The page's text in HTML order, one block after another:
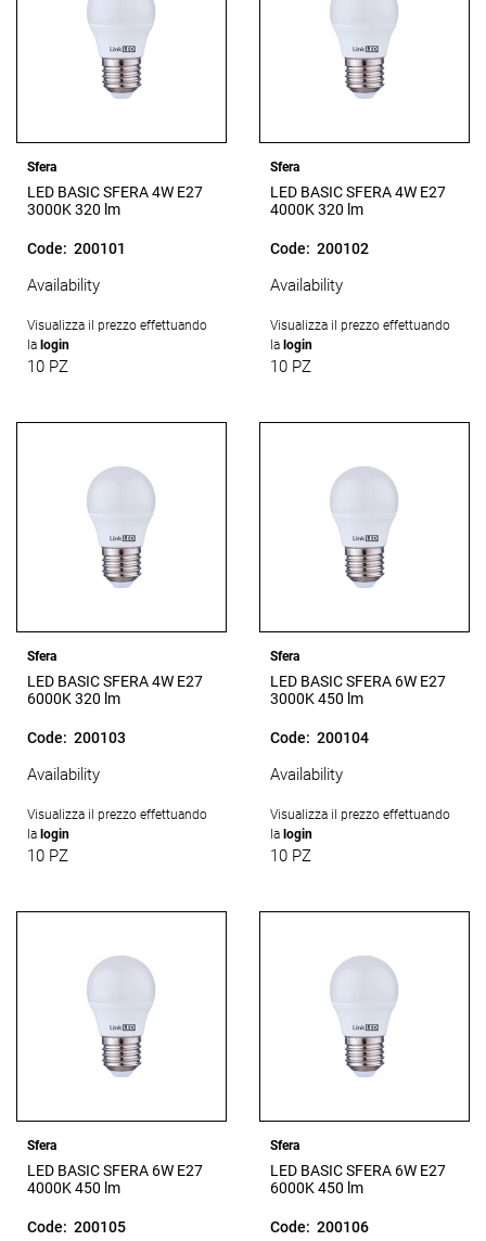
Sfera
LED BASIC SFERA 4W E27
3000K 320 lm
Code: 200101
Availability
Visualizza il prezzo effettuando
la login
10 PZ
Sfera
LED BASIC SFERA 4W E27
4000K 320 lm
Code: 200102
Availability
Visualizza il prezzo effettuando
la login
10 PZ
Sfera
LED BASIC SFERA 4W E27
6000K 320 lm
Code: 200103
Availability
Visualizza il prezzo effettuando
la login
10 PZ
Sfera
LED BASIC SFERA 6W E27
3000K 450 lm
Code: 200104
Availability
Visualizza il prezzo effettuando
la login
10 PZ
Sfera
LED BASIC SFERA 6W E27
4000K 450 lm
Code: 200105
Sfera
LED BASIC SFERA 6W E27
6000K 450 lm
Code: 200106